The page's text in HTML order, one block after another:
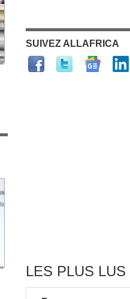
SUIVEZ ALLAFRICA
LES PLUS LUS